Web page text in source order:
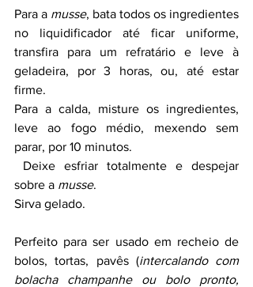
Para a musse, bata todos os ingredientes
no liquidificador até ficar uniforme,
transfira para um refratário e leve à
geladeira, por 3 horas, ou, até estar
firme.
Para a calda, misture os ingredientes,
leve ao fogo médio, mexendo sem
parar, por 10 minutos.
Deixe esfriar totalmente e despejar
sobre a musse.
Sirva gelado.
Perfeito para ser usado em recheio de
bolos, tortas, pavês (intercalando com
bolacha champanhe ou bolo pronto,